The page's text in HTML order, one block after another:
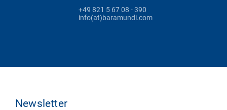
+49 821 5 67 08 - 390
info(at)baramundi.com
Newsletter